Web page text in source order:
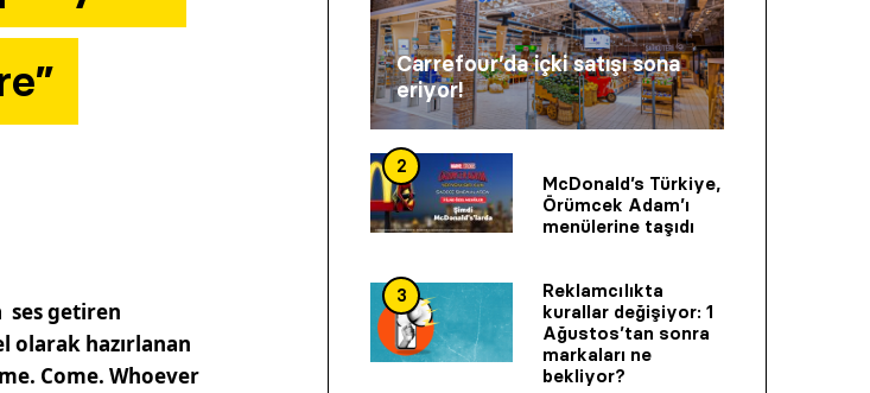
ses getiren
olarak hazırlanan
Come. Whoever
Carrefour’da içki satışı sona
eriyor!
2
McDonald’s Türkiye,
Örümcek Adam’ı
menülerine taşıdı
3
Reklamcılıkta
kurallar değişiyor: 1
Ağustos’tan sonra
markaları ne
bekliyor?